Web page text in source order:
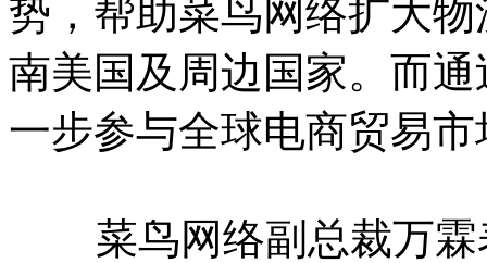
势，帮助菜鸟网络扩大
南美国及周边国家。而
一步参与全球电商贸易
菜鸟网络副总裁万霖